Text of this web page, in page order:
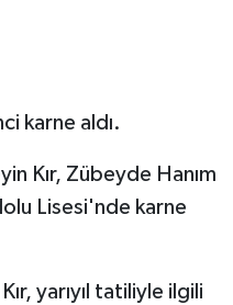
karne aldı.
Kır, Zübeyde Hanım
Lisesi'nde karne
yarıyıl tatiliyle ilgili